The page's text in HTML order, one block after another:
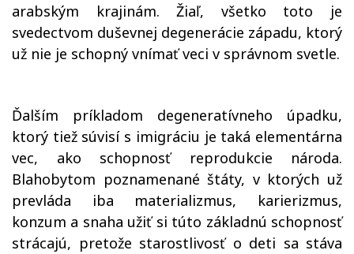
arabským krajinám. Žiaľ, všetko toto je
svedectvom duševnej degenerácie západu, ktorý
už nie je schopný vnímať veci v správnom svetle.
Ďalším príkladom degeneratívneho úpadku,
ktorý tiež súvisí s imigráciu je taká elementárna
vec, ako schopnosť reprodukcie národa.
Blahobytom poznamenané štáty, v ktorých už
prevláda iba materializmus, karierizmus,
konzum a snaha užiť si túto základnú schopnosť
strácajú, pretože starostlivosť o deti sa stáva